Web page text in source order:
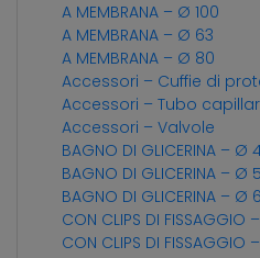
A MEMBRANA – Ø 100
A MEMBRANA – Ø 63
A MEMBRANA – Ø 80
Accessori – Cuffie di
Accessori – Tubo
Accessori – Valvole
BAGNO DI GLICERINA – Ø
BAGNO DI GLICERINA – Ø
BAGNO DI GLICERINA – Ø
CON CLIPS DI FISSAGGIO
CON CLIPS DI FISSAGGIO